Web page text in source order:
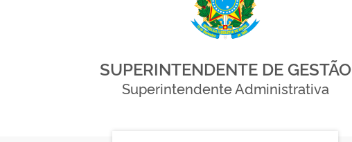
SUPERINTENDENTE DE GESTÃO
Superintendente Administrativa